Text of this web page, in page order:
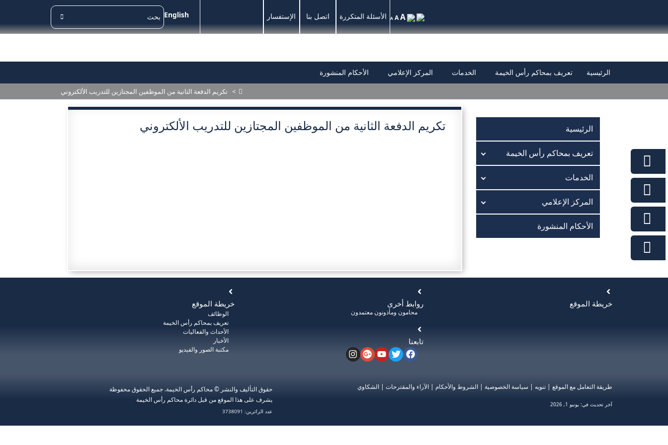
English الإستفسار اتصل بنا الأسئلة المتكررة A AA
الرئيسية تعريف بمحاكم رأس الخيمة الخدمات المركز الإعلامي الأحكام المنشورة
> تكريم الدفعة الثانية من الموظفين المجتازين للتدريب الألكتروني
الرئيسية
تعريف بمحاكم رأس الخيمة
الخدمات
المركز الإعلامي
الأحكام المنشورة
تكريم الدفعة الثانية من الموظفين المجتازين للتدريب الألكتروني
خريطة الموقع
الوظائف
تعريف بمحاكم رأس الخيمة
الأحداث والفعاليات
الأخبار
مكتبة الصور والفيديو
روابط أخرى
محامون ومأذونون معتمدون
تابعنا
خريطة الموقع
حقوق التأليف والنشر © محاكم رأس الخيمة. جميع الحقوق محفوظة
يشرف على هذا الموقع من قبل دائرة محاكم رأس الخيمة
عدد الزائرين: 3738091
طريقة التعامل مع الموقع | تنويه | سياسة الخصوصية | الشروط والأحكام | الآراء والمقترحات | الشكاوي
آخر تحديث في: يونيو 1, 2026